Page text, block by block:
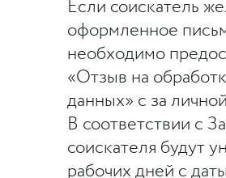
Если соискатель
оформленное
необходимо
«Отзыв на
данных» с за
В соответствии с
соискателя будут
рабочих дней с